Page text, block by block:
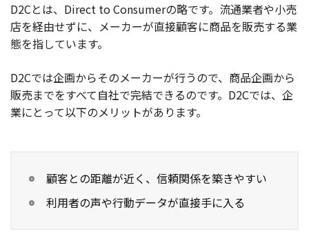
D2Cとは、Direct to Consumerの略です。流通業者や小売
店を経由せずに、メーカーが直接顧客に商品を販売する業
態を指しています。
D2Cでは企画からそのメーカーが行うので、商品企画から
販売までをすべて自社で完結できるのです。D2Cでは、企
業にとって以下のメリットがあります。
顧客との距離が近く、信頼関係を築きやすい
利用者の声や行動データが直接手に入る